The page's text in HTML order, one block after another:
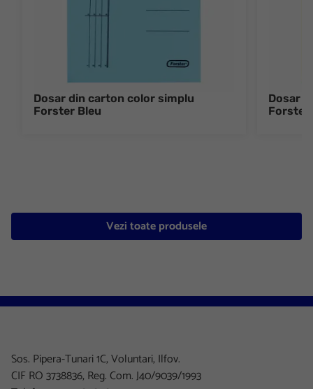
Dosar din carton color simplu
Forster Bleu
Dosar
Forster
Vezi toate produsele
Sos. Pipera-Tunari 1C, Voluntari, Ilfov.
CIF RO 3738836, Reg. Com. J40/9039/1993